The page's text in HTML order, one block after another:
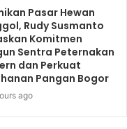
Pasar Hewan
Rudy Susmanto
Komitmen
Sentra Peternakan
dan Perkuat
Pangan Bogor
ago